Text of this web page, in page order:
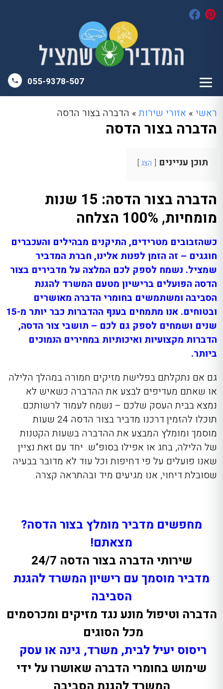
055-9378-507
ראשי » אזורי שירות» הדברה בצור הדסה
הדברה בצור הדסה
תוכן עניינים הצג
הדברה בצור הדסה: 15 שנות
מומחיות, 100% הצלחה
כשהזבובים מטרידים, התיקנים מבהילים והעכברים
חוגגים – זה הזמן לפנות אלינו, חברת המדביר
שמציל. נשמח לספק לכם המלצה על מדבירים בצור
הדסה הפועלים ברישיון מטעם המשרד להגנת
הסביבה ומשתמשים בחומרי הדברה מאושרים
ובטוחים. אנו מתמחים בענף ההדברות כבר יותר מ-15
שנים ושמחים לספק גם לכם – תושבי צור הדסה,
הדברות מקצועיות ואיכותיות במחירים הנמוכים
ביותר.
גם אם נתקלתם בפלישת מזיקים חמורה במהלך הלילה
או שאתם מעדיפים לבצע את ההדברה כשאיש לא
נמצא בבית העסק שלכם – נשמח לעמוד לרשותכם.
תוכלו להזמין דרכנו מדביר בצור הדסה 24 שעות
מוסמך ומומלץ המבצע את ההדברה בשעות הקטנות
של הלילה, בחג או אפילו בסופ”ש. יחד עם זאת נציין
שאנו פועלים על פי דחיפות וכל עוד לא מדובר בבעיה
שסובלת דיחוי, אנו מגיעים מיד ובהתראה קצרה.
מחפשים מדביר מומלץ בצור הדסה?
מצאתם!
שירותי הדברה בצור הדסה 24/7
מדביר מוסמך עם רישיון המשרד להגנת
הסביבה
הדברה וטיפול מונע נגד מזיקים ומכרסמים
מכל הסוגים
ריסוס יעיל לבית, משרד, גינה או עסק
שימוש בחומרי הדברה שאושרו על ידי